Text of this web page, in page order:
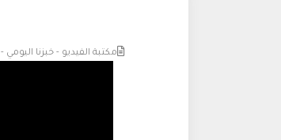
مكتبة الفيديو - خبزنا اليومي -